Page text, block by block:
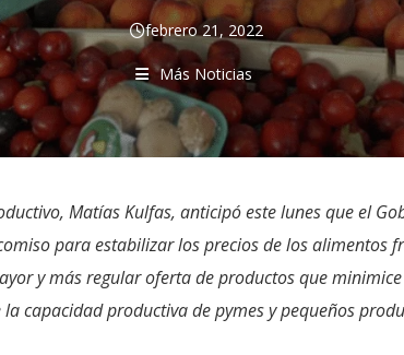
febrero 21, 2022
Más Noticias
Matías Kulfas, anticipó este lunes que el
para estabilizar los precios de los alimentos
y más regular oferta de productos que
capacidad productiva de pymes y pequeños